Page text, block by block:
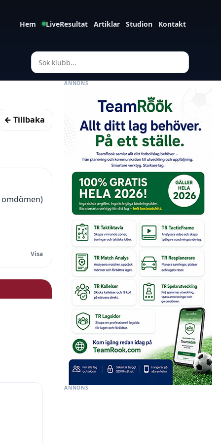
Hem LiveResultat Artiklar Studion Kontakt
ANNONS
ANNONS
← Tillbaka
omdömen)